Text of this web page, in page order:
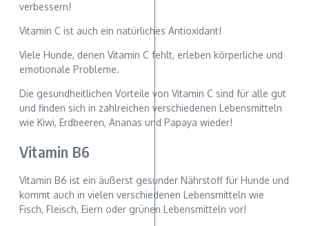
verbessern!
Vitamin C ist auch ein natürliches Antioxidant!
Viele Hunde, denen Vitamin C fehlt, erleben körperliche und
emotionale Probleme.
Die gesundheitlichen Vorteile von Vitamin C sind für alle gut
und finden sich in zahlreichen verschiedenen Lebensmitteln
wie Kiwi, Erdbeeren, Ananas und Papaya wieder!
Vitamin B6
Vitamin B6 ist ein äußerst gesunder Nährstoff für Hunde und
kommt auch in vielen verschiedenen Lebensmitteln wie
Fisch, Fleisch, Eiern oder grünen Lebensmitteln vor!